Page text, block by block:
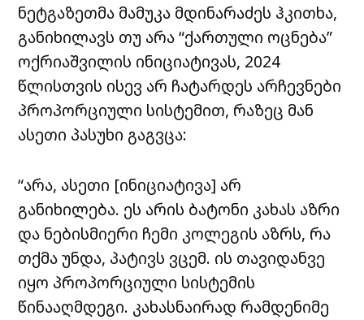
ნეტგაზეთმა მამუკა მდინარაძეს ჰკითხა,
განიხილავს თუ არა “ქართული ოცნება”
ოქრიაშვილის ინიციატივას, 2024
წლისთვის ისევ არ ჩატარდეს არჩევნები
პროპორციული სისტემით, რაზეც მან
ასეთი პასუხი გაგვცა:
“არა, ასეთი [ინიციატივა] არ
განიხილება. ეს არის ბატონი კახას აზრი
და ნებისმიერი ჩემი კოლეგის აზრს, რა
თქმა უნდა, პატივს ვცემ. ის თავიდანვე
იყო პროპორციული სისტემის
წინააღმდეგი. კახასნაირად რამდენიმე